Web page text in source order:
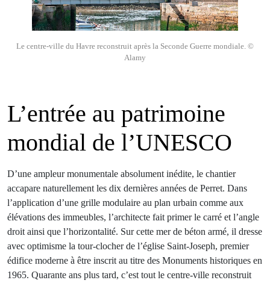
Le centre-ville du Havre reconstruit après la Seconde Guerre mondiale. ©
Alamy
L’entrée au patrimoine
mondial de l’UNESCO
D’une ampleur monumentale absolument inédite, le chantier
accapare naturellement les dix dernières années de Perret. Dans
l’application d’une grille modulaire au plan urbain comme aux
élévations des immeubles, l’architecte fait primer le carré et l’angle
droit ainsi que l’horizontalité. Sur cette mer de béton armé, il dresse
avec optimisme la tour-clocher de l’église Saint-Joseph, premier
édifice moderne à être inscrit au titre des Monuments historiques en
1965. Quarante ans plus tard, c’est tout le centre-ville reconstruit